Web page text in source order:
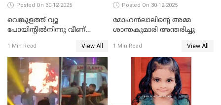
Posted On 30-12-2025
വെങ്കുളത്ത് വ്യൂ
പോയിന്റിൽനിന്നു വീണ്
1 Min Read View All
Posted On 30-12-2025
മോഹന്‍ലാലിന്‍റെ അമ്മ
ശാന്തകുമാരി അന്തരിച്ചു
1 Min Read View All